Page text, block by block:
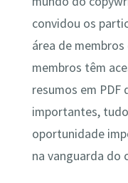
convidou os
área de membros
membros têm
resumos em PDF
importantes,
oportunidade
na vanguarda